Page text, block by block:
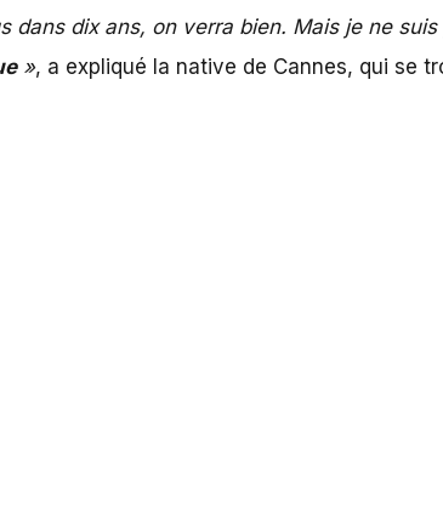
dans dix ans, on verra bien. Mais je ne
», a expliqué la native de Cannes, qui se